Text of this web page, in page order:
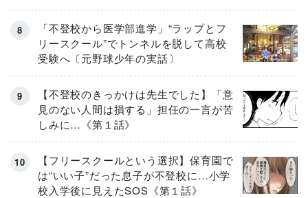
「不登校から医学部進学」“ラップとフ
リースクール”でトンネルを脱して高校
受験へ〔元野球少年の実話〕
【不登校のきっかけは先生でした】「意
見のない人間は損する」担任の一言が苦
しみに…《第１話》
【フリースクールという選択】保育園で
は“いい子”だった息子が不登校に…小学
校入学後に見えたSOS《第１話》